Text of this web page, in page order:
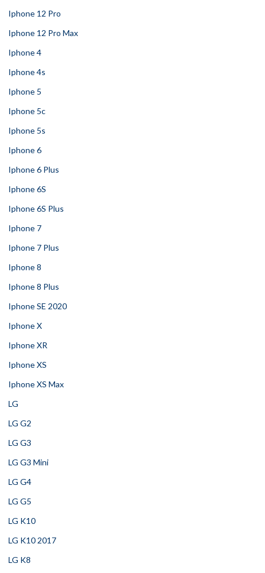
Iphone 12 Pro
Iphone 12 Pro Max
Iphone 4
Iphone 4s
Iphone 5
Iphone 5c
Iphone 5s
Iphone 6
Iphone 6 Plus
Iphone 6S
Iphone 6S Plus
Iphone 7
Iphone 7 Plus
Iphone 8
Iphone 8 Plus
Iphone SE 2020
Iphone X
Iphone XR
Iphone XS
Iphone XS Max
LG
LG G2
LG G3
LG G3 Mini
LG G4
LG G5
LG K10
LG K10 2017
LG K8